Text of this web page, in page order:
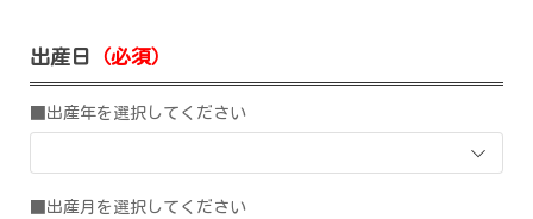
出産日 （必須）
■出産年を選択してください
■出産月を選択してください